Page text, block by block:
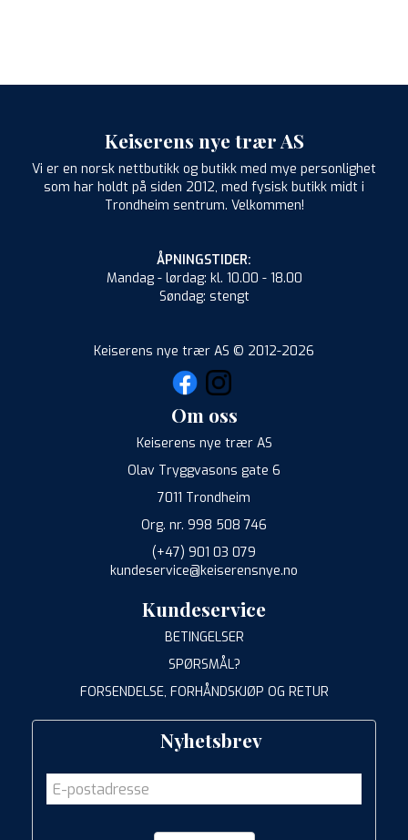
Keiserens nye trær AS
Vi er en norsk nettbutikk og butikk med mye personlighet
som har holdt på siden 2012, med fysisk butikk midt i
Trondheim sentrum. Velkommen!
ÅPNINGSTIDER:
Mandag - lørdag: kl. 10.00 - 18.00
Søndag: stengt
Keiserens nye trær AS © 2012-2026
Om oss
Keiserens nye trær AS
Olav Tryggvasons gate 6
7011 Trondheim
Org. nr. 998 508 746
(+47) 901 03 079
kundeservice@keiserensnye.no
Kundeservice
BETINGELSER
SPØRSMÅL?
FORSENDELSE, FORHÅNDSKJØP OG RETUR
Nyhetsbrev